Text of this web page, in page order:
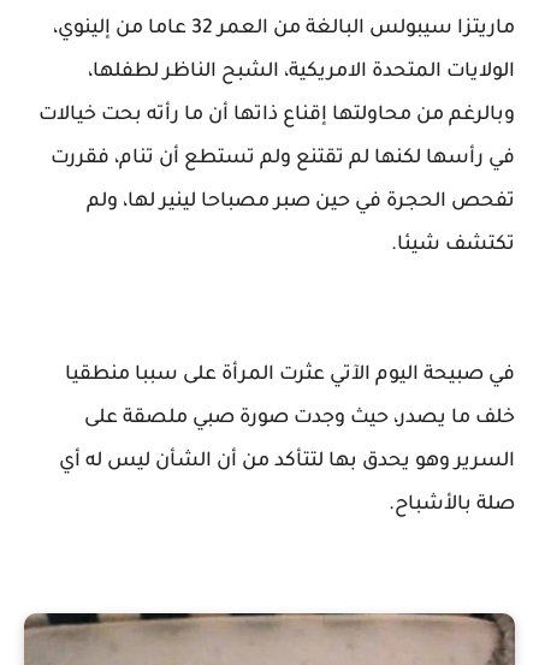
ماريتزا سيبولس البالغة من العمر 32 عاما من إلينوي،
الولايات المتحدة الامريكية، الشبح الناظر لطفلها،
وبالرغم من محاولتها إقناع ذاتها أن ما رأته بحت خيالات
في رأسها لكنها لم تقتنع ولم تستطع أن تنام، فقررت
تفحص الحجرة في حين صبر مصباحا لينير لها، ولم
تكتشف شيئا.
في صبيحة اليوم الآتي عثرت المرأة على سببا منطقيا
خلف ما يصدر، حيث وجدت صورة صبي ملصقة على
السرير وهو يحدق بها لتتأكد من أن الشأن ليس له أي
صلة بالأشباح.